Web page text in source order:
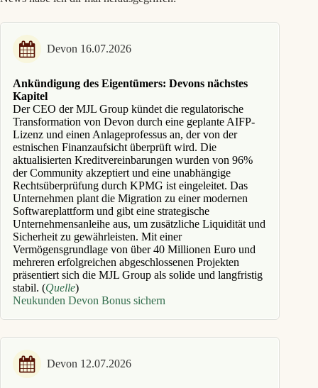
Devon 16.07.2026
Ankündigung des Eigentümers: Devons nächstes
Kapitel
Der CEO der MJL Group kündet die regulatorische
Transformation von Devon durch eine geplante AIFP-
Lizenz und einen Anlageprofessus an, der von der
estnischen Finanzaufsicht überprüft wird. Die
aktualisierten Kreditvereinbarungen wurden von 96%
der Community akzeptiert und eine unabhängige
Rechtsüberprüfung durch KPMG ist eingeleitet. Das
Unternehmen plant die Migration zu einer modernen
Softwareplattform und gibt eine strategische
Unternehmensanleihe aus, um zusätzliche Liquidität und
Sicherheit zu gewährleisten. Mit einer
Vermögensgrundlage von über 40 Millionen Euro und
mehreren erfolgreichen abgeschlossenen Projekten
präsentiert sich die MJL Group als solide und langfristig
stabil. (Quelle)
Neukunden Devon Bonus sichern
Devon 12.07.2026